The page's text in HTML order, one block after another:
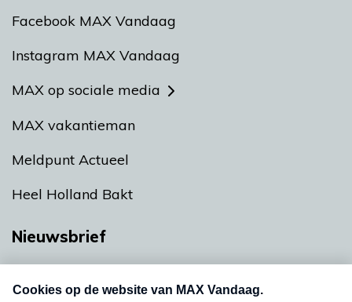
Facebook MAX Vandaag
Instagram MAX Vandaag
MAX op sociale media
MAX vakantieman
Meldpunt Actueel
Heel Holland Bakt
Nieuwsbrief
nieuwsbrief. Elke vrijdag- en dinsdagochtend in